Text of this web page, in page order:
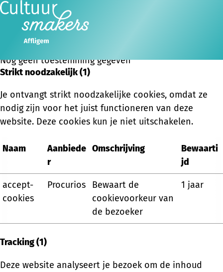
Beheer je cookies
Cookie-toestemming aanpassen
Nog geen toestemming gegeven
Strikt noodzakelijk (1)
Je ontvangt strikt noodzakelijke cookies, omdat ze
nodig zijn voor het juist functioneren van deze
website. Deze cookies kun je niet uitschakelen.
Naam
Aanbiede
r
Omschrijving
Bewaarti
jd
accept-
cookies
Procurios
Bewaart de
cookievoorkeur van
de bezoeker
1 jaar
Tracking (1)
Deze website analyseert je bezoek om de inhoud